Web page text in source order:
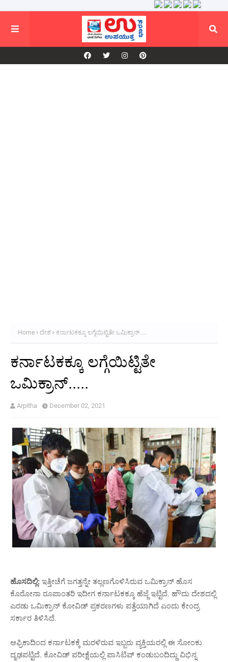
Home ದೇಶ ಕರ್ನಾಟಕಕ್ಕೂ ಲಗ್ಗೆಯಿಟ್ಟಿತೇ ಒಮಿಕ್ರಾನ್.....
ಕರ್ನಾಟಕಕ್ಕೂ ಲಗ್ಗೆಯಿಟ್ಟಿತೇ
ಒಮಿಕ್ರಾನ್.....
Arpitha December 02, 2021
ಹೊಸದಿಲ್ಲಿ: ಇತ್ತೀಚೆಗೆ ಜಗತ್ತನ್ನೇ ತಲ್ಲಣಗೊಳಿಸಿರುವ ಒಮಿಕ್ರಾನ್ ಹೊಸ
ಕೊರೋನಾ ರೂಪಾಂತರಿ ಇದೀಗ ಕರ್ನಾಟಕಕ್ಕೂ ಹೆಜ್ಜೆ ಇಟ್ಟಿದೆ. ಹೌದು ದೇಶದಲ್ಲಿ
ಎರಡು ಒಮಿಕ್ರಾನ್ ಕೋವಿಡ್ ಪ್ರಕರಣಗಳು ಪತ್ತೆಯಾಗಿದೆ ಎಂದು ಕೇಂದ್ರ
ಸರ್ಕಾರ ತಿಳಿಸಿದೆ.
ಆಫ್ರಿಕಾದಿಂದ ಕರ್ನಾಟಕಕ್ಕೆ ಮರಳಿರುವ ಇಬ್ಬರು ವ್ಯಕ್ತಿಯರಲ್ಲಿ ಈ ಸೋಂಕು
ದೃಢಪಟ್ಟಿದೆ. ಕೋವಿಡ್ ಪರೀಕ್ಷೆಯಲ್ಲಿ ಪಾಸಿಟಿವ್ ಕಂಡುಬಂದಿದ್ದು ವಿಭಿನ್ನ